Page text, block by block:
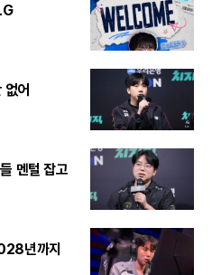
어
멘털 잡고
년까지